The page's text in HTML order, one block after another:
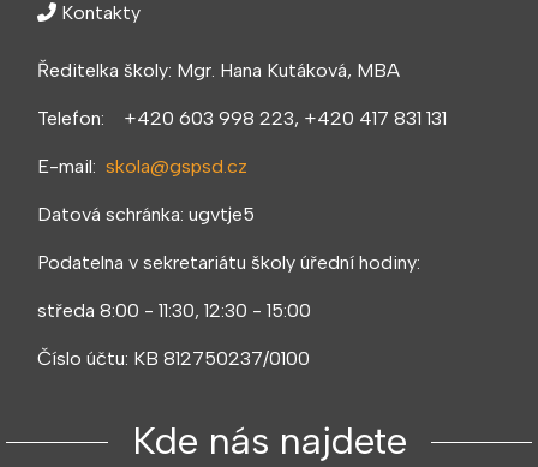
Kontakty
Ředitelka školy: Mgr. Hana Kutáková, MBA
Telefon: +420 603 998 223, +420 417 831 131
E-mail: skola@gspsd.cz
Datová schránka: ugvtje5
Podatelna v sekretariátu školy úřední hodiny:
středa 8:00 - 11:30, 12:30 - 15:00
Číslo účtu: KB 812750237/0100
Kde nás najdete